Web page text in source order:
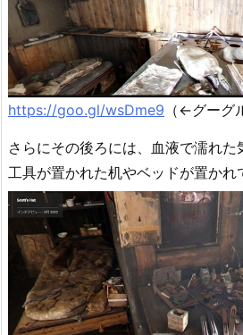
https://goo.gl/wsDme9 （←グーグ
さらにその後ろには、血液で濡れ
工具が置かれた机やベッドが置かれ